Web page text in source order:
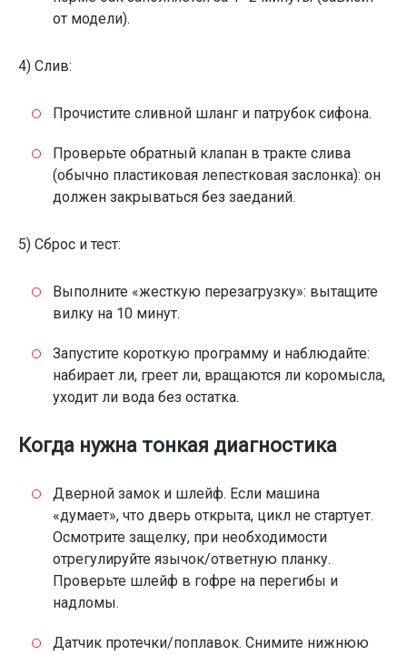
от модели).
4) Слив:
Прочистите сливной шланг и патрубок сифона.
Проверьте обратный клапан в тракте слива
(обычно пластиковая лепестковая заслонка): он
должен закрываться без заеданий.
5) Сброс и тест:
Выполните «жесткую перезагрузку»: вытащите
вилку на 10 минут.
Запустите короткую программу и наблюдайте:
набирает ли, греет ли, вращаются ли коромысла,
уходит ли вода без остатка.
Когда нужна тонкая диагностика
Дверной замок и шлейф. Если машина
«думает», что дверь открыта, цикл не стартует.
Осмотрите защелку, при необходимости
отрегулируйте язычок/ответную планку.
Проверьте шлейф в гофре на перегибы и
надломы.
Датчик протечки/поплавок. Снимите нижнюю